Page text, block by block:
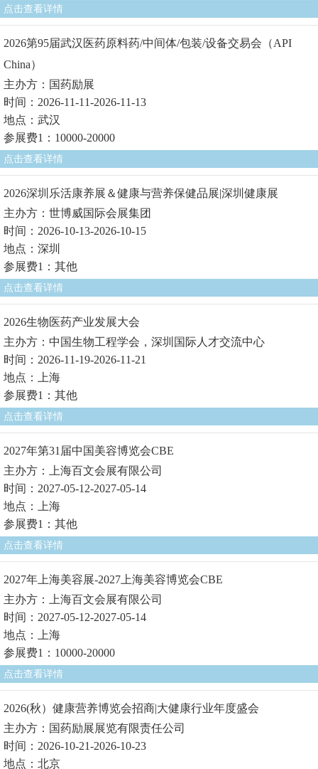
点击查看详情
2026第95届武汉医药原料药/中间体/包装/设备交易会（API
China）
主办方：国药励展
时间：2026-11-11-2026-11-13
地点：武汉
参展费1：10000-20000
点击查看详情
2026深圳乐活康养展＆健康与营养保健品展|深圳健康展
主办方：世博威国际会展集团
时间：2026-10-13-2026-10-15
地点：深圳
参展费1：其他
点击查看详情
2026生物医药产业发展大会
主办方：中国生物工程学会，深圳国际人才交流中心
时间：2026-11-19-2026-11-21
地点：上海
参展费1：其他
点击查看详情
2027年第31届中国美容博览会CBE
主办方：上海百文会展有限公司
时间：2027-05-12-2027-05-14
地点：上海
参展费1：其他
点击查看详情
2027年上海美容展-2027上海美容博览会CBE
主办方：上海百文会展有限公司
时间：2027-05-12-2027-05-14
地点：上海
参展费1：10000-20000
点击查看详情
2026(秋）健康营养博览会招商|大健康行业年度盛会
主办方：国药励展展览有限责任公司
时间：2026-10-21-2026-10-23
地点：北京